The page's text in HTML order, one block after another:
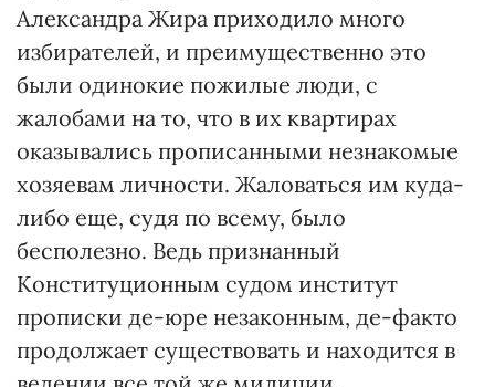
Александра Жира приходило много
избирателей, и преимущественно это
были одинокие пожилые люди, с
жалобами на то, что в их квартирах
оказывались прописанными незнакомые
хозяевам личности. Жаловаться им куда-
либо еще, судя по всему, было
бесполезно. Ведь признанный
Конституционным судом институт
прописки де-юре незаконным, де-факто
продолжает существовать и находится в